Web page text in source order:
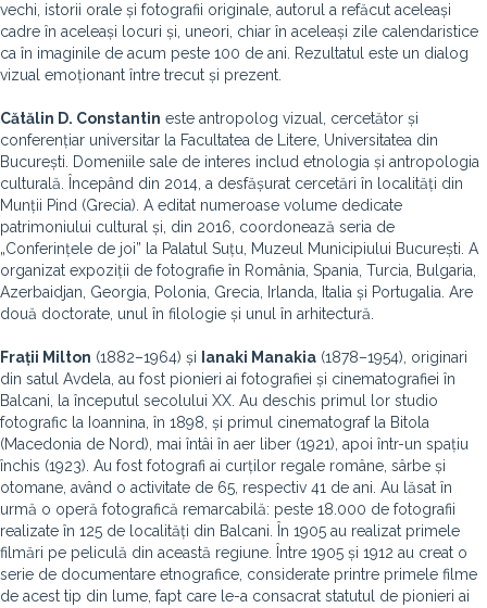
vechi, istorii orale și fotografii originale, autorul a refăcut aceleași
cadre în aceleași locuri și, uneori, chiar în aceleași zile calendaristice
ca în imaginile de acum peste 100 de ani. Rezultatul este un dialog
vizual emoționant între trecut și prezent.
Cătălin D. Constantin este antropolog vizual, cercetător și
conferențiar universitar la Facultatea de Litere, Universitatea din
București. Domeniile sale de interes includ etnologia și antropologia
culturală. Începând din 2014, a desfășurat cercetări în localități din
Munții Pind (Grecia). A editat numeroase volume dedicate
patrimoniului cultural și, din 2016, coordonează seria de
„Conferințele de joi” la Palatul Suțu, Muzeul Municipiului București. A
organizat expoziții de fotografie în România, Spania, Turcia, Bulgaria,
Azerbaidjan, Georgia, Polonia, Grecia, Irlanda, Italia și Portugalia. Are
două doctorate, unul în filologie și unul în arhitectură.
Frații Milton (1882–1964) și Ianaki Manakia (1878–1954), originari
din satul Avdela, au fost pionieri ai fotografiei și cinematografiei în
Balcani, la începutul secolului XX. Au deschis primul lor studio
fotografic la Ioannina, în 1898, și primul cinematograf la Bitola
(Macedonia de Nord), mai întâi în aer liber (1921), apoi într-un spațiu
închis (1923). Au fost fotografi ai curților regale române, sârbe și
otomane, având o activitate de 65, respectiv 41 de ani. Au lăsat în
urmă o operă fotografică remarcabilă: peste 18.000 de fotografii
realizate în 125 de localități din Balcani. În 1905 au realizat primele
filmări pe peliculă din această regiune. Între 1905 și 1912 au creat o
serie de documentare etnografice, considerate printre primele filme
de acest tip din lume, fapt care le-a consacrat statutul de pionieri ai